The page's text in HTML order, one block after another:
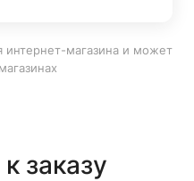
интернет-магазина и может
заказу